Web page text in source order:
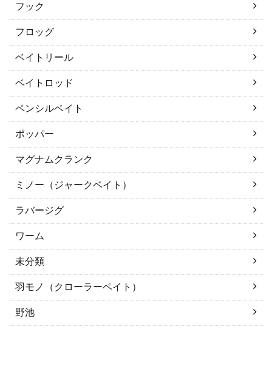
フック
フロッグ
ベイトリール
ベイトロッド
ペンシルベイト
ポッパー
マグナムクランク
ミノー（ジャークベイト）
ラバージグ
ワーム
未分類
羽モノ（クローラーベイト）
野池